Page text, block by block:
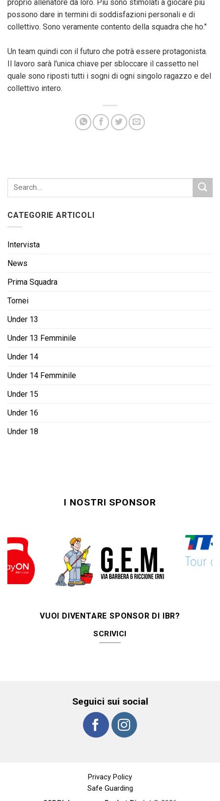
proprio allenatore dà loro. Più sono stimolati a giocare più
possono dare in termini di soddisfazioni personali e di
collettivo. Sono veramente contento della squadra che ho."
Un team quindi con il futuro che potrà essere protagonista.
Il lavoro sarà l'unica chiave per sbloccare il cassetto nel
quale sono riposti tutti i sogni di ogni singolo ragazzo e del
collettivo intero.
CATEGORIE ARTICOLI
Intervista
News
Prima Squadra
Tornei
Under 13
Under 13 Femminile
Under 14
Under 14 Femminile
Under 15
Under 16
Under 18
I NOSTRI SPONSOR
VUOI DIVENTARE SPONSOR DI IBR?
SCRIVICI
Seguici sui social
Privacy Policy
Safe Guarding